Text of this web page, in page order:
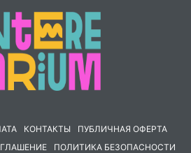
КОНТАКТЫ
ПУБЛИЧНАЯ ОФЕРТА
ПОЛИТИКА БЕЗОПАСНОСТИ